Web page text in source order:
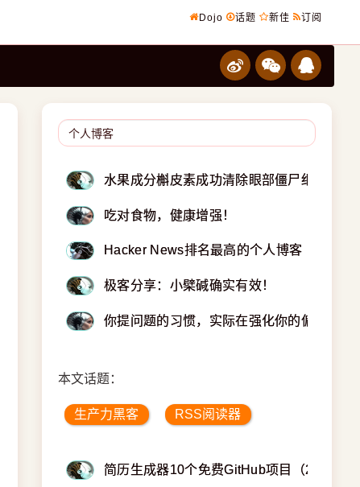
Dojo 话题 新佳 订阅
水果成分槲皮素成功清除眼部僵尸细胞
吃对食物，健康增强！
Hacker News排名最高的个人博客
极客分享：小檗碱确实有效！
你提问题的习惯，实际在强化你的偏见
本文话题：
生产力黑客 RSS阅读器
简历生成器10个免费GitHub项目（2026版